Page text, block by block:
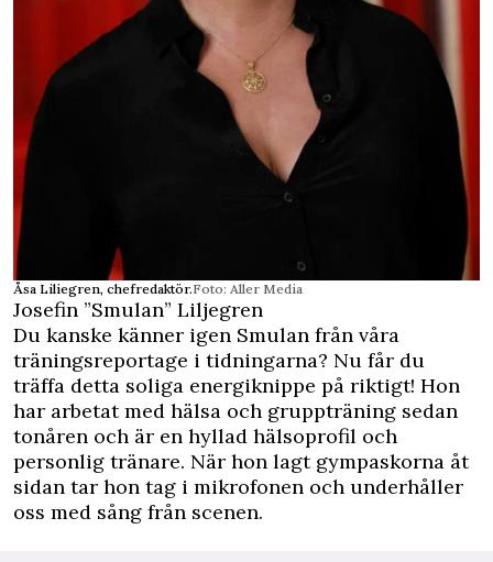
Åsa Liliegren, chefredaktör.Foto: Aller Media
Josefin ”Smulan” Liljegren
Du kanske känner igen Smulan från våra
träningsreportage i tidningarna? Nu får du
träffa detta soliga energiknippe på riktigt! Hon
har arbetat med hälsa och gruppträning sedan
tonåren och är en hyllad hälsoprofil och
personlig tränare. När hon lagt gympaskorna åt
sidan tar hon tag i mikrofonen och underhåller
oss med sång från scenen.